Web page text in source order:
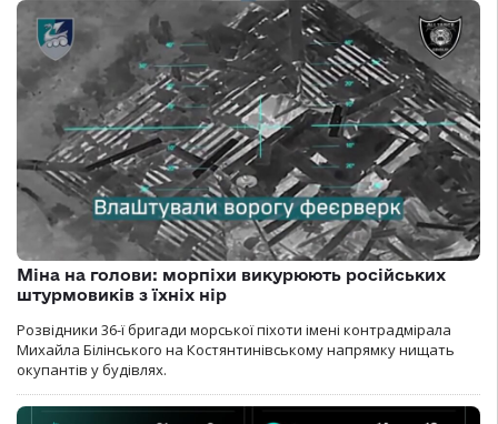
Міна на голови: морпіхи викурюють російських
штурмовиків з їхніх нір
Розвідники 36-ї бригади морської піхоти імені контрадмірала
Михайла Білінського на Костянтинівському напрямку нищать
окупантів у будівлях.